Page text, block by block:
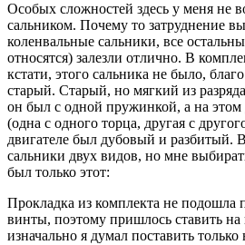
Особых сложностей здесь у меня не
сальником. Почему то затруднение
коленвальные сальники, все
относятся) залезли отлично. В
кстати, этого сальника не было,
старый. Старый, но мягкий из
он был с одной пружинкой, а на этом
(одна с одного торца, другая с
двигателе был дубовый и разбитый.
сальники двух видов, но мне
был только этот:
Прокладка из комплекта не подошла
винты, поэтому пришлось ставить на
изначально я думал поставить